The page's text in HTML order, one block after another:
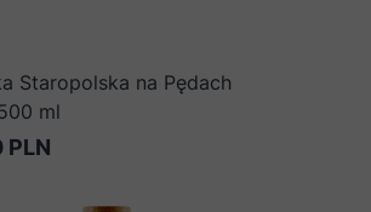
Staropolska na Pędach
ml
PLN